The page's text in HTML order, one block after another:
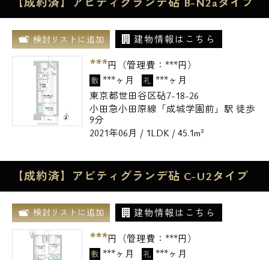
検討リストに追加 建物情報はこちら
***円（管理費： ***円）
敷 ***ヶ月 礼 ***ヶ月
東京都世田谷区砧7-18-26
小田急小田原線「成城学園前」駅 徒歩
9分
2021年06月 / 1LDK / 45.1m²
【成約済】アビティグランデ砧 C-U2タイプ
検討リストに追加 建物情報はこちら
***円（管理費： ***円）
敷 ***ヶ月 礼 ***ヶ月